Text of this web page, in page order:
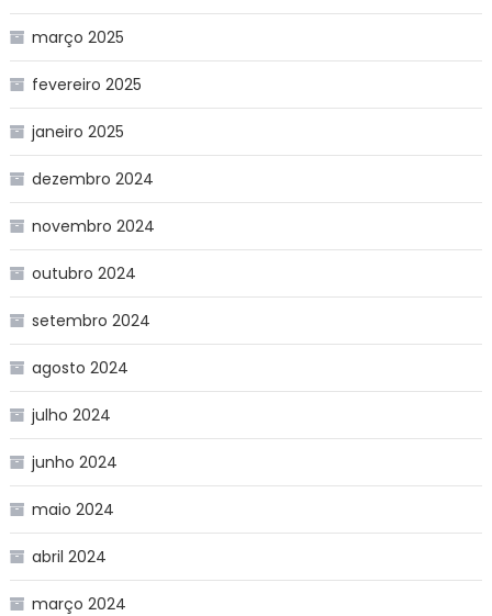
março 2025
fevereiro 2025
janeiro 2025
dezembro 2024
novembro 2024
outubro 2024
setembro 2024
agosto 2024
julho 2024
junho 2024
maio 2024
abril 2024
março 2024